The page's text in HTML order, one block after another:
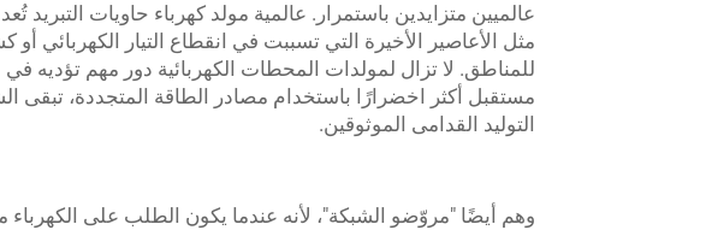
عالميين متزايدين باستمرار. عالمية مولد كهرباء حاويات التبريد
مثل الأعاصير الأخيرة التي تسببت في انقطاع التيار الكهربائي
للمناطق. لا تزال لمولدات المحطات الكهربائية دور مهم تؤديه في
مستقبل أكثر اخضرارًا باستخدام مصادر الطاقة المتجددة،
التوليد القدامى الموثوقين.
وهم أيضًا "مروّضو الشبكة"، لأنه عندما يكون الطلب على الكهرباء